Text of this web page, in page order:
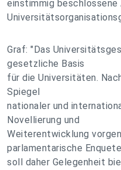
einstimmig beschlossene
Graf: "Das
gesetzliche Basis
für die Universitäten.
Spiegel
nationaler und
Novellierung und
Weiterentwicklung
parlamentarische Enquete
soll daher Gelegenheit